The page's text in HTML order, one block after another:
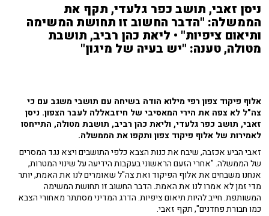
ניסן זאבי, תושב כפר גלעדי, תקף את
הממשלה: "הדבר החשוב זו תחושת המשימה
ותיאום ציפיות" • ליאת כהן רביב, תושבת
מטולה, טענה: "יש בעיה של מיגון"
אלוף פיקוד צפון רפי מילוא הודה בשיחה עם תושבי משגב עם כי
צה"ל לא צפה את הירי המאסיבי של חיזבאללה לעבר הצפון. ניסן
זאבי, תושב כפר גלעדי, וליאת כהן רביב, תושבת מטולה, התייחסו
לאמירות של אלוף פיקוד צפון ותקפו את הממשלה.
זאבי הביע אכזבה, שיבח את כנות הצבא כלפי התושבים ויצא נגד המסרים
של הממשלה. "אחרי הזעם הראשוני בעקבות הידיעה על שינוי המטרות,
אנחנו משבחים את אלוף הפיקוד ואת צה"ל שאומרים לנו את האמת, יותר
מדי זמן לא אמרו לנו את האמת. הדבר החשוב זו תחושת המשימה
המשותפת. חייב להיות תיאום ציפיות. הדרג המדיני מסתתר מאחורי הצבא
כמו חבורת פחדנים", תקף זאבי.